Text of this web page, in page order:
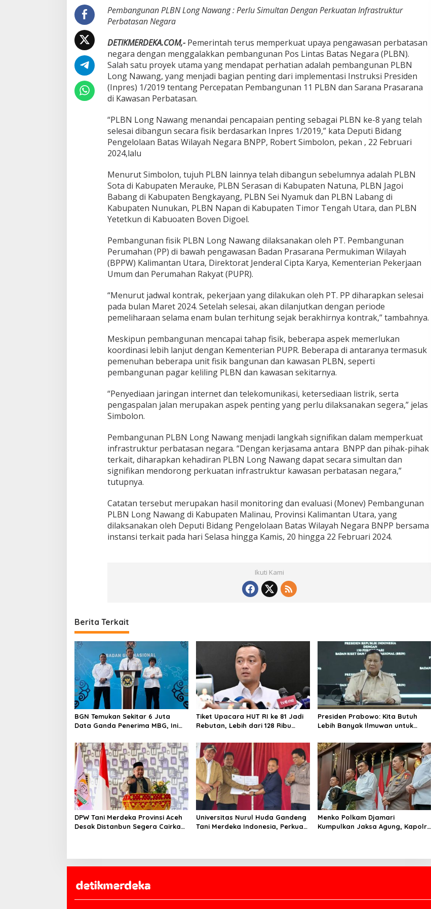
t
a
n
e
n
g
a
n
P
e
k
u
a
t
I
n
f
r
a
s
r
u
k
t
u
P
e
r
b
t
a
s
a
n
e
g
a
Pembangunan PLBN Long Nawang : Perlu Simultan Dengan Perkuatan Infrastruktur
Perbatasan Negara
DETIKMERDEKA.COM,- Pemerintah terus memperkuat upaya pengawasan perbatasan
negara dengan menggalakkan pembangunan Pos Lintas Batas Negara (PLBN).
Salah satu proyek utama yang mendapat perhatian adalah pembangunan PLBN
Long Nawang, yang menjadi bagian penting dari implementasi Instruksi Presiden
(Inpres) 1/2019 tentang Percepatan Pembangunan 11 PLBN dan Sarana Prasarana
di Kawasan Perbatasan.
“PLBN Long Nawang menandai pencapaian penting sebagai PLBN ke-8 yang telah
selesai dibangun secara fisik berdasarkan Inpres 1/2019,” kata Deputi Bidang
Pengelolaan Batas Wilayah Negara BNPP, Robert Simbolon, pekan , 22 Februari
2024,lalu
Menurut Simbolon, tujuh PLBN lainnya telah dibangun sebelumnya adalah PLBN
Sota di Kabupaten Merauke, PLBN Serasan di Kabupaten Natuna, PLBN Jagoi
Babang di Kabupaten Bengkayang, PLBN Sei Nyamuk dan PLBN Labang di
Kabupaten Nunukan, PLBN Napan di Kabupaten Timor Tengah Utara, dan PLBN
Yetetkun di Kabuoaten Boven Digoel.
Pembangunan fisik PLBN Long Nawang dilaksanakan oleh PT. Pembangunan
Perumahan (PP) di bawah pengawasan Badan Prasarana Permukiman Wilayah
(BPPW) Kalimantan Utara, Direktorat Jenderal Cipta Karya, Kementerian Pekerjaan
Umum dan Perumahan Rakyat (PUPR).
“Menurut jadwal kontrak, pekerjaan yang dilakukan oleh PT. PP diharapkan selesai
pada bulan Maret 2024. Setelah selesai, akan dilanjutkan dengan periode
pemeliharaan selama enam bulan terhitung sejak berakhirnya kontrak,” tambahnya.
Meskipun pembangunan mencapai tahap fisik, beberapa aspek memerlukan
koordinasi lebih lanjut dengan Kementerian PUPR. Beberapa di antaranya termasuk
pemenuhan beberapa unit fisik bangunan dan kawasan PLBN, seperti
pembangunan pagar keliling PLBN dan kawasan sekitarnya.
“Penyediaan jaringan internet dan telekomunikasi, ketersediaan listrik, serta
pengaspalan jalan merupakan aspek penting yang perlu dilaksanakan segera,” jelas
Simbolon.
Pembangunan PLBN Long Nawang menjadi langkah signifikan dalam memperkuat
infrastruktur perbatasan negara. “Dengan kerjasama antara BNPP dan pihak-pihak
terkait, diharapkan kehadiran PLBN Long Nawang dapat secara simultan dan
signifikan mendorong perkuatan infrastruktur kawasan perbatasan negara,”
tutupnya.
Catatan tersebut merupakan hasil monitoring dan evaluasi (Monev) Pembangunan
PLBN Long Nawang di Kabupaten Malinau, Provinsi Kalimantan Utara, yang
dilaksanakan oleh Deputi Bidang Pengelolaan Batas Wilayah Negara BNPP bersama
instansi terkait pada hari Selasa hingga Kamis, 20 hingga 22 Februari 2024.
Ikuti Kami
Berita Terkait
BGN Temukan Sekitar 6 Juta
Data Ganda Penerima MBG, Ini
Tiket Upacara HUT RI ke 81 Jadi
Rebutan, Lebih dari 128 Ribu
Presiden Prabowo: Kita Butuh
Lebih Banyak Ilmuwan untuk
DPW Tani Merdeka Provinsi Aceh
Desak Distanbun Segera Cairkan
Universitas Nurul Huda Gandeng
Tani Merdeka Indonesia, Perkuat
Menko Polkam Djamari
Kumpulkan Jaksa Agung, Kapolri,